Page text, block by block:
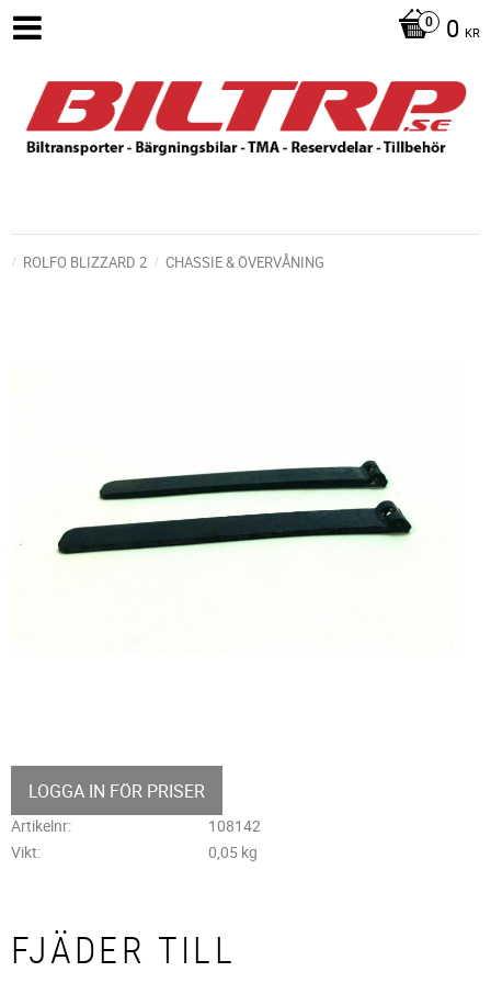
0 KR
ROLFO BLIZZARD 2 CHASSIE & ÖVERVÅNING
LOGGA IN FÖR PRISER
Artikelnr
108142
Vikt
0,05 kg
FJÄDER TILL